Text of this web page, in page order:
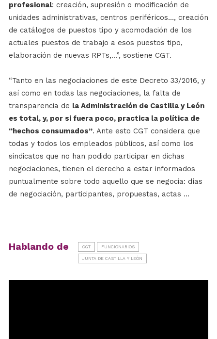
profesional: creación, supresión o modificación de
unidades administrativas, centros periféricos…, creación
de catálogos de puestos tipo y acomodación de los
actuales puestos de trabajo a esos puestos tipo,
elaboración de nuevas RPTs,…”, sostiene CGT.
“Tanto en las negociaciones de este Decreto 33/2016, y
así como en todas las negociaciones, la falta de
transparencia de la Administración de Castilla y León
es total, y, por si fuera poco, practica la política de
“hechos consumados”. Ante esto CGT considera que
todas y todos los empleados públicos, así como los
sindicatos que no han podido participar en dichas
negociaciones, tienen el derecho a estar informados
puntualmente sobre todo aquello que se negocia: días
de negociación, participantes, propuestas, actas …
Hablando de CGT FUNCIONARIOS
JUNTA DE CASTILLA Y LEÓN